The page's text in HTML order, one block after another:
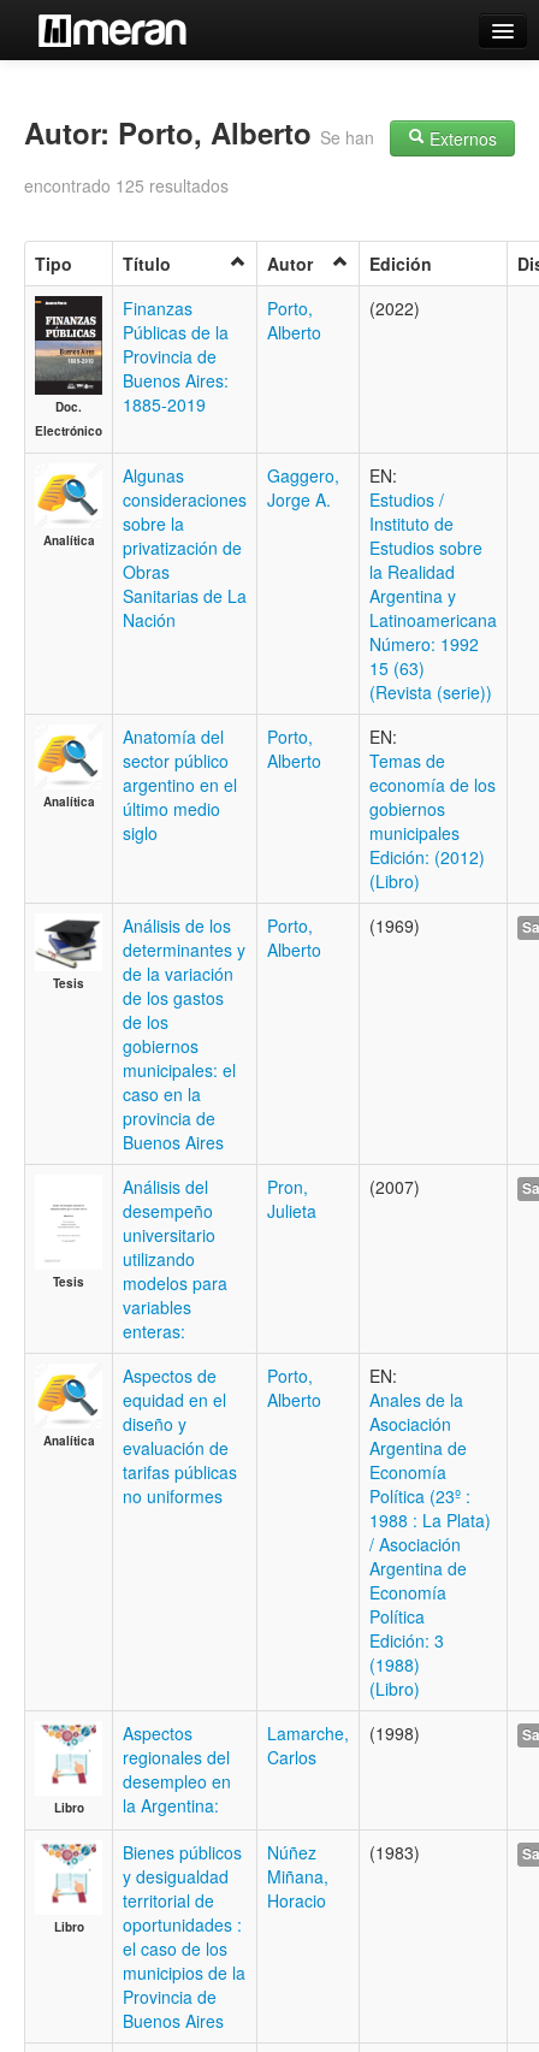
Búsqueda Avanzada
Contacto
Iniciar sesión
Externos
Autor: Porto, Alberto Se han
encontrado 125 resultados
Tipo Título Autor Edición
Doc.
Electrónico
Finanzas
Públicas de la
Provincia de
Buenos Aires:
1885-2019
Porto,
Alberto
(2022)
Analítica
Algunas
consideraciones
sobre la
privatización de
Obras
Sanitarias de La
Nación
Gaggero,
Jorge A.
EN:
Estudios /
Instituto de
Estudios sobre
la Realidad
Argentina y
Latinoamericana
Número: 1992
15 (63)
(Revista (serie))
Analítica
Anatomía del
sector público
argentino en el
último medio
siglo
Porto,
Alberto
EN:
Temas de
economía de los
gobiernos
municipales
Edición: (2012)
(Libro)
Tesis
Análisis de los
determinantes y
de la variación
de los gastos
de los
gobiernos
municipales: el
caso en la
provincia de
Buenos Aires
Porto,
Alberto
(1969)
Tesis
Análisis del
desempeño
universitario
utilizando
modelos para
variables
enteras:
Pron,
Julieta
(2007)
Analítica
Aspectos de
equidad en el
diseño y
evaluación de
tarifas públicas
no uniformes
Porto,
Alberto
EN:
Anales de la
Asociación
Argentina de
Economía
Política (23º :
1988 : La Plata)
/ Asociación
Argentina de
Economía
Política
Edición: 3
(1988)
(Libro)
Libro
Aspectos
regionales del
desempleo en
la Argentina:
Lamarche,
Carlos
(1998)
Libro
Bienes públicos
y desigualdad
territorial de
oportunidades :
el caso de los
municipios de la
Provincia de
Buenos Aires
Núñez
Miñana,
Horacio
(1983)